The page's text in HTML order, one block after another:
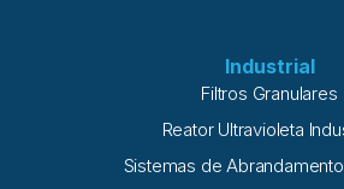
Industrial
Filtros Granulares
Reator Ultravioleta
Sistemas de